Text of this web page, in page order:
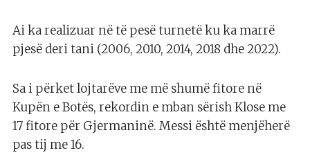
Ai ka realizuar në të pesë turnetë ku ka marrë
pjesë deri tani (2006, 2010, 2014, 2018 dhe 2022).
Sa i përket lojtarëve me më shumë fitore në
Kupën e Botës, rekordin e mban sërish Klose me
17 fitore për Gjermaninë. Messi është menjëherë
pas tij me 16.